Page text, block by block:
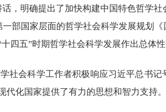
，明确提出了加快构建中国特色哲学社
部国家层面的哲学社会科学发展规划《
四五”时期哲学社会科学发展作出总体
社会科学工作者积极响应习近平总书记
化国家提供了有力的思想和智力支持。